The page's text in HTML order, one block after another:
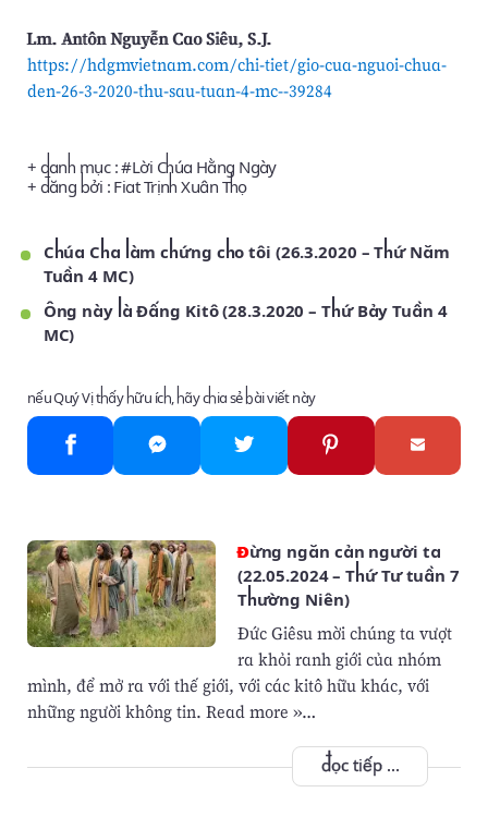
Lm. Antôn Nguyễn Cao Siêu, S.J.
https://hdgmvietnam.com/chi-tiet/gio-cua-nguoi-chua-
den-26-3-2020-thu-sau-tuan-4-mc--39284
+ danh mục : #Lời Chúa Hằng Ngày
+ đăng bởi : Fiat Trịnh Xuân Thọ
Chúa Cha làm chứng cho tôi (26.3.2020 – Thứ Năm
Tuần 4 MC)
Ông này là Đấng Kitô (28.3.2020 – Thứ Bảy Tuần 4
MC)
nếu Quý Vị thấy hữu ích, hãy chia sẻ bài viết này
Đừng ngăn cản người ta
(22.05.2024 – Thứ Tư tuần 7
Thường Niên)
Đức Giêsu mời chúng ta vượt
ra khỏi ranh giới của nhóm
mình, để mở ra với thế giới, với các kitô hữu khác, với
những người không tin. Read more »…
đọc tiếp ...